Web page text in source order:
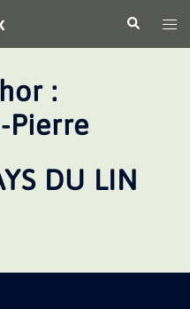
le
:
Pierre
DU LIN